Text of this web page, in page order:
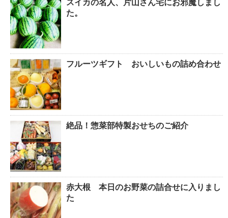
スイカの名人、片山さん宅にお邪魔しまし
た。
フルーツギフト おいしいもの詰め合わせ
絶品！惣菜部特製おせちのご紹介
赤大根 本日のお野菜の詰合せに入りまし
た